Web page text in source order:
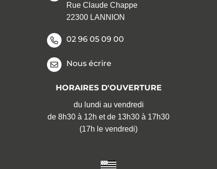
Rue Claude Chappe
22300 LANNION
02 96 05 09 00
Nous écrire
HORAIRES D'OUVERTURE
du lundi au vendredi
de 8h30 à 12h et de 13h30 à 17h30
(17h le vendredi)